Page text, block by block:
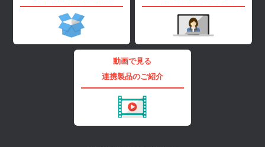
動画で見る
連携製品のご紹介